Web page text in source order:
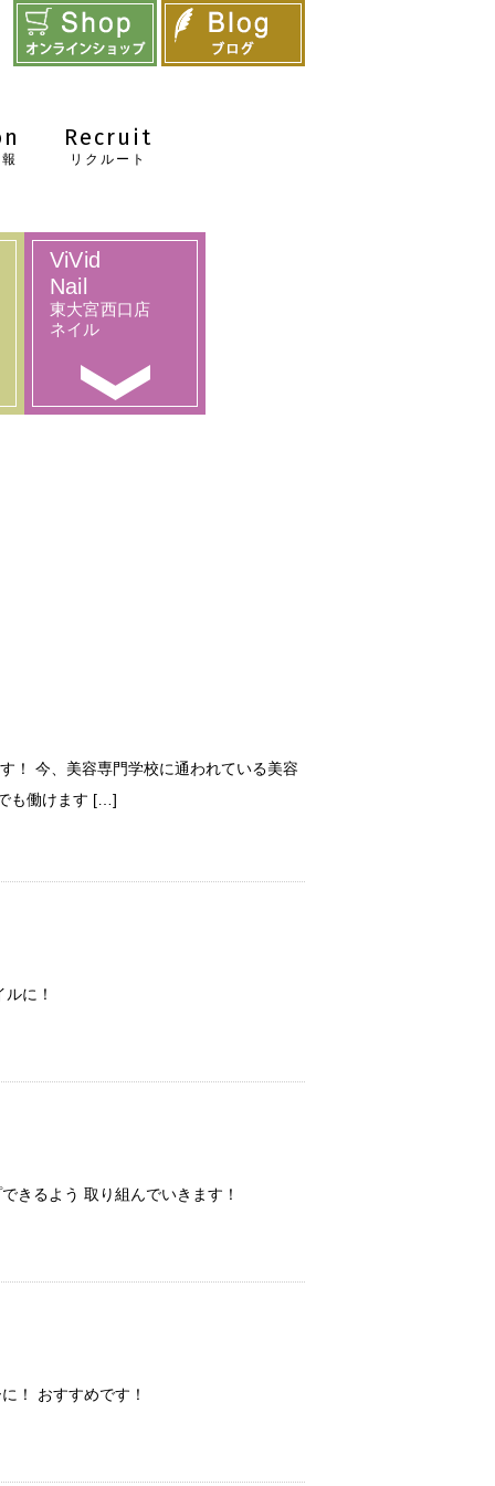
Recruit
リクルート
ViVid
Nail
東大宮西口店
ネイル
！ 今、美容専門学校に通われている美容
も働けます […]
ルに！
きるよう 取り組んでいきます！
！ おすすめです！